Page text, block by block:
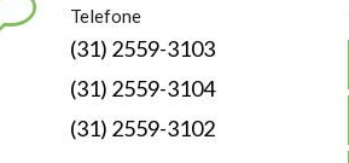
Telefone
(31) 2559-3103
(31) 2559-3104
(31) 2559-3102